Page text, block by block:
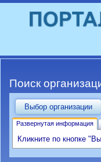
Поиск
Развернутая информация
Кликните по кнопке